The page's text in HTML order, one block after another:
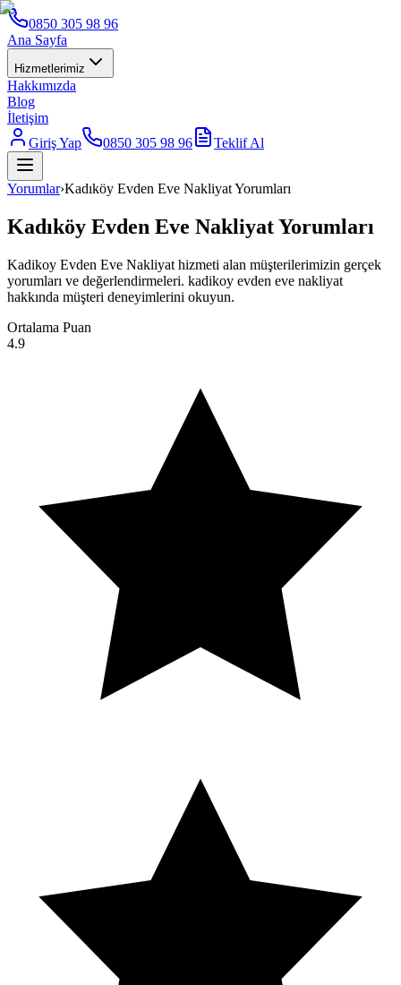
0850 305 98 96
Ana Sayfa
Hizmetlerimiz
Hakkımızda
Blog
İletişim
Giriş Yap
0850 305 98 96 Teklif Al
Yorumlar›Kadıköy Evden Eve Nakliyat Yorumları
Kadıköy Evden Eve Nakliyat Yorumları
Kadikoy Evden Eve Nakliyat hizmeti alan müşterilerimizin gerçek
yorumları ve değerlendirmeleri. kadikoy evden eve nakliyat
hakkında müşteri deneyimlerini okuyun.
Ortalama Puan
4.9